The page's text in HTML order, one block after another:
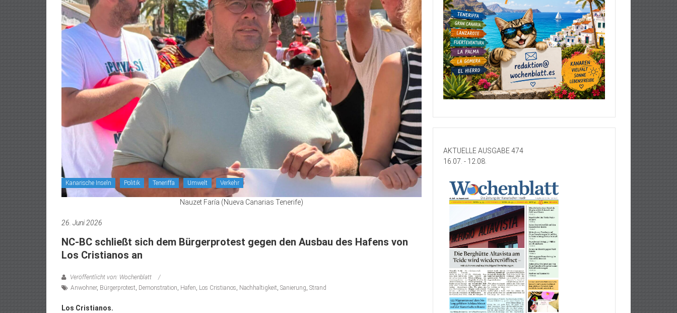
Kanarische Inseln Politik Teneriffa Umwelt Verkehr
Nauzet Faría (Nueva Canarias Tenerife)
26. Juni 2026
NC-BC schließt sich dem Bürgerprotest gegen den Ausbau des Hafens von
Los Cristianos an
Veröffentlicht von: Wochenblatt
Anwohner, Bürgerprotest, Demonstration, Hafen, Los Cristianos, Nachhaltigkeit, Sanierung, Strand
Los Cristianos.
AKTUELLE AUSGABE 474
16.07. - 12.08.